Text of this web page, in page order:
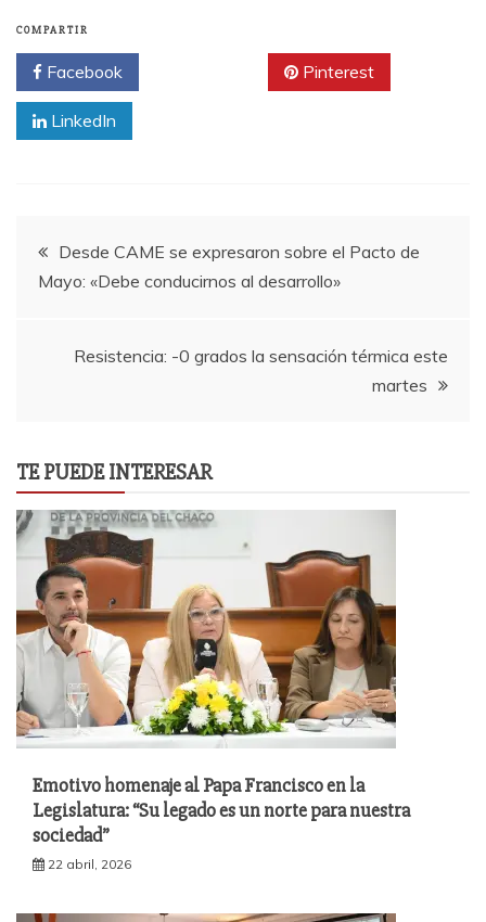
COMPARTIR
Facebook Pinterest
LinkedIn
Navegación
de
entradas
Desde CAME se expresaron sobre el Pacto de
Mayo: «Debe conducirnos al desarrollo»
Resistencia: -0 grados la sensación térmica este
martes
TE PUEDE INTERESAR
Emotivo homenaje al Papa Francisco en la
Legislatura: “Su legado es un norte para nuestra
sociedad”
22 abril, 2026